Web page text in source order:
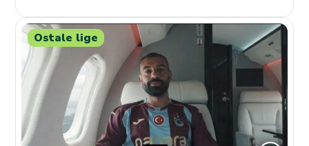
Ostale lige